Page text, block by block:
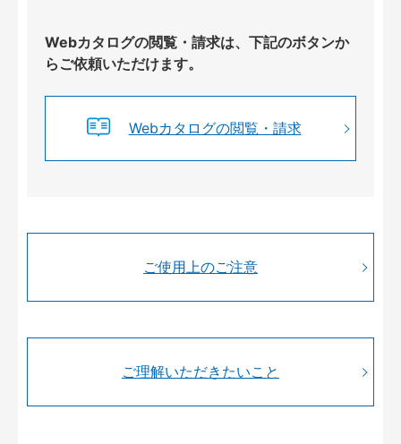
Webカタログの閲覧・請求は、下記のボタンか
らご依頼いただけます。
Webカタログの閲覧・請求
ご使用上のご注意
ご理解いただきたいこと